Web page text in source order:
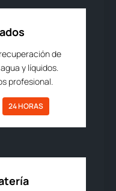
de
y líquidos.
profesional.
24 HORAS